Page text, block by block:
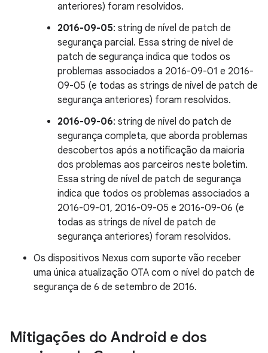
anteriores) foram resolvidos.
2016-09-05: string de nível de patch de
segurança parcial. Essa string de nível de
patch de segurança indica que todos os
problemas associados a 2016-09-01 e 2016-
09-05 (e todas as strings de nível de patch de
segurança anteriores) foram resolvidos.
2016-09-06: string de nível do patch de
segurança completa, que aborda problemas
descobertos após a notificação da maioria
dos problemas aos parceiros neste boletim.
Essa string de nível de patch de segurança
indica que todos os problemas associados a
2016-09-01, 2016-09-05 e 2016-09-06 (e
todas as strings de nível de patch de
segurança anteriores) foram resolvidos.
Os dispositivos Nexus com suporte vão receber
uma única atualização OTA com o nível do patch de
segurança de 6 de setembro de 2016.
Mitigações do Android e dos